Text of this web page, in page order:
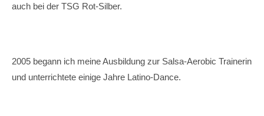
auch bei der TSG Rot-Silber.
2005 begann ich meine Ausbildung zur Salsa-Aerobic Trainerin
und unterrichtete einige Jahre Latino-Dance.